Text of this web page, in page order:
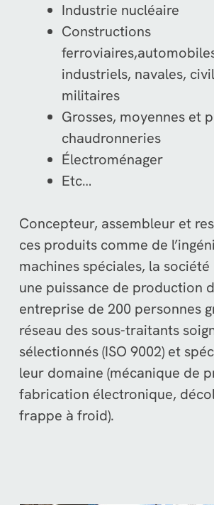
Industrie nucléaire
Constructions
industriels, navales,
militaires
Grosses, moyennes et
chaudronneries
Électroménager
Etc…
Concepteur, assembleur et
ces produits comme de
machines spéciales, la
une puissance de production
entreprise de 200 personnes
réseau des sous-traitants
sélectionnés (ISO 9002) et
leur domaine (mécanique de
fabrication électronique,
frappe à froid).